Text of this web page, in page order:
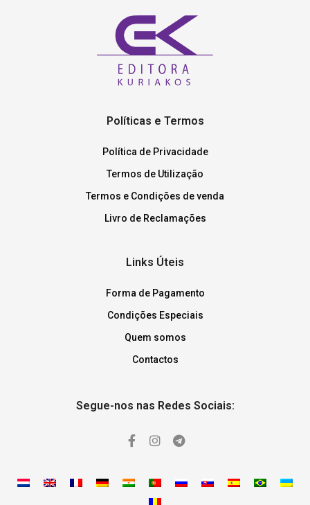
Políticas e Termos
Política de Privacidade
Termos de Utilização
Termos e Condições de venda
Livro de Reclamações
Links Úteis
Forma de Pagamento
Condições Especiais
Quem somos
Contactos
Segue-nos nas Redes Sociais: